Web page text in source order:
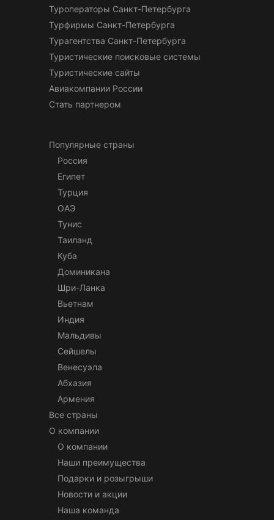
Туроператоры Санкт-Петербурга
Турфирмы Санкт-Петербурга
Турагентства Санкт-Петербурга
Туристические поисковые системы
Туристические сайты
Авиакомпании России
Стать партнером
Популярные страны
Россия
Египет
Турция
ОАЭ
Тунис
Таиланд
Куба
Доминикана
Шри-Ланка
Вьетнам
Индия
Мальдивы
Сейшелы
Венесуэла
Абхазия
Армения
Все страны
О компании
О компании
Наши преимущества
Подарки и розыгрыши
Новости и акции
Наша команда